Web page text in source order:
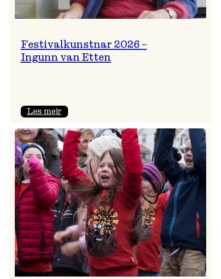
Festivalkunstnar 2026 –
Ingunn van Etten
Les meir:
2026
–
Ingunn van Etten